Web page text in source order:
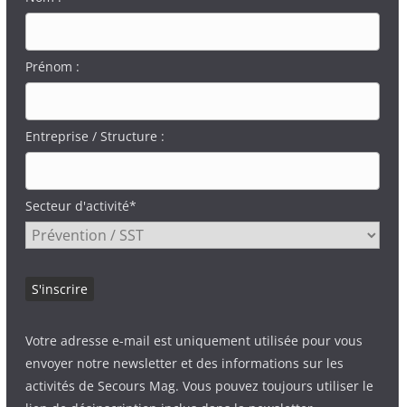
Prénom :
Entreprise / Structure :
Secteur d'activité*
Votre adresse e-mail est uniquement utilisée pour vous
envoyer notre newsletter et des informations sur les
activités de Secours Mag. Vous pouvez toujours utiliser le